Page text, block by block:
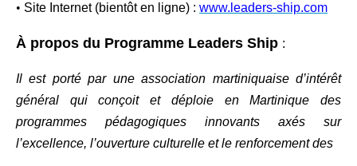
• Site Internet (bientôt en ligne) : www.leaders-ship.com
À propos du Programme Leaders Ship :
Il est porté par une association martiniquaise d’intérêt
général qui conçoit et déploie en Martinique des
programmes pédagogiques innovants axés sur
l’excellence, l’ouverture culturelle et le renforcement des